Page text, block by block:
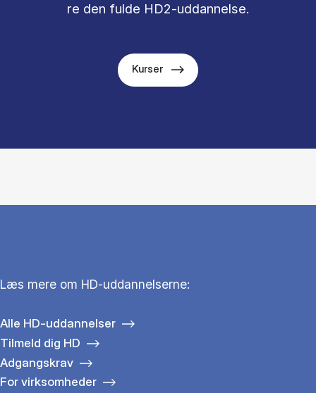
re den ful­de HD2-ud­dan­nel­se.
Kurser
Læs mere om HD-uddannelserne:
Alle HD-uddannelser
Tilmeld dig HD
Adgangskrav
For virksomheder